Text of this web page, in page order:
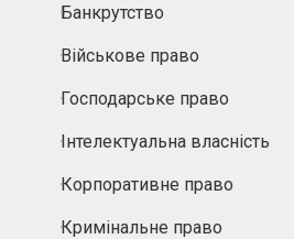
Банкрутство
Військове право
Господарське право
Інтелектуальна власність
Корпоративне право
Кримінальне право